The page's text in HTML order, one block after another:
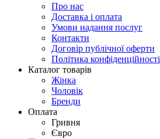
Про нас
Доставка і оплата
Умови надання послуг
Контакти
Договір публічної оферти
Політика конфіденційності
Каталог товарів
Жінка
Чоловік
Бренди
Оплата
Гривня
Євро